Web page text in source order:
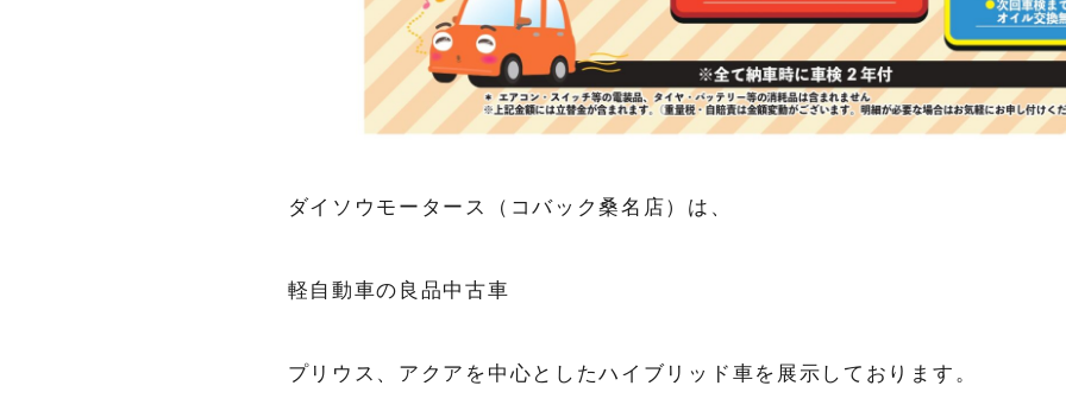
ダイソウモータース（コバック桑名店）は、
軽自動車の良品中古車
プリウス、アクアを中心としたハイブリッド車を展示しております。